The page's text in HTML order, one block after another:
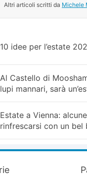
Altri articoli scritti da Michele
10 idee per l’estate
Al Castello di
lupi mannari, sarà
Estate a Vienna:
rinfrescarsi con un bel